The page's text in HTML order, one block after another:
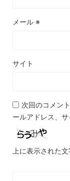
メール ※
サイト
次回のコメン
ールアドレス、サ
上に表示された